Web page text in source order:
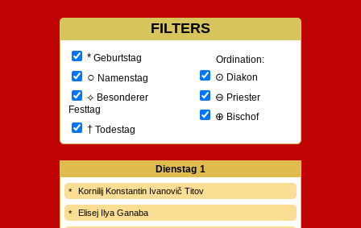
FILTERS
*Geburtstag
○ Namenstag
⟡ Besonderer
Festtag
†Todestag
Ordination:
⊙ Diakon
⊖ Priester
⊕ Bischof
Dienstag 1
Kornilij Konstantin Ivanovič Titov
Elisej Ilya Ganaba